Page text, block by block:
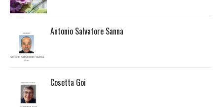
Antonio Salvatore Sanna
Cosetta Goi